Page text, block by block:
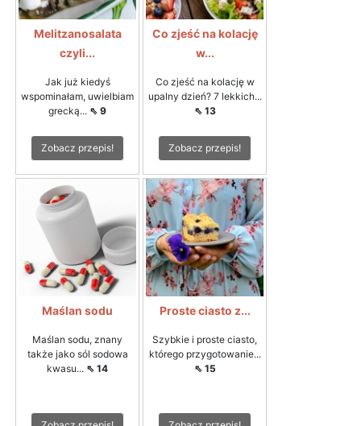
Melitzanosalata
czyli...
Jak już kiedyś
wspominałam, uwielbiam
grecką... ⇖ 9
Zobacz przepis!
Co zjeść na kolację
w...
Co zjeść na kolację w
upalny dzień? 7 lekkich...
⇖ 13
Zobacz przepis!
Maślan sodu
Maślan sodu, znany
także jako sól sodowa
kwasu... ⇖ 14
Proste ciasto z...
Szybkie i proste ciasto,
którego przygotowanie...
⇖ 15